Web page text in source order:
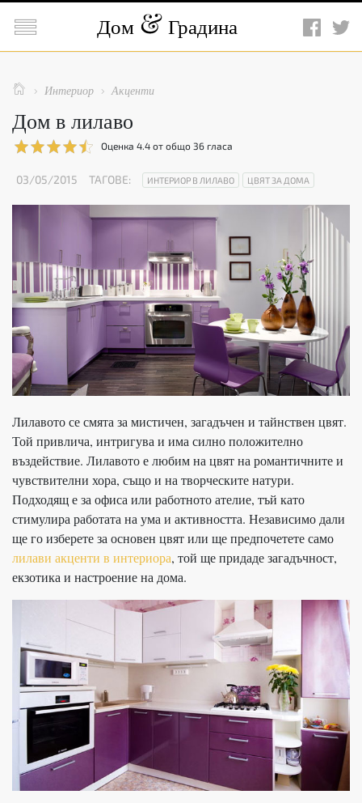
 Дом Градина
  Интериор  Акценти
Дом в лилаво
Оценка 4.4 от общо 36 гласа
03/05/2015 ТАГОВЕ: ИНТЕРИОР В ЛИЛАВО ЦВЯТ ЗА ДОМА
Лилавото се смята за мистичен, загадъчен и тайнствен цвят.
Той привлича, интригува и има силно положително
въздействие. Лилавото е любим на цвят на романтичните и
чувствителни хора, също и на творческите натури.
Подходящ е за офиса или работното ателие, тъй като
стимулира работата на ума и активността. Независимо дали
ще го изберете за основен цвят или ще предпочетете само
лилави акценти в интериора, той ще придаде загадъчност,
екзотика и настроение на дома.